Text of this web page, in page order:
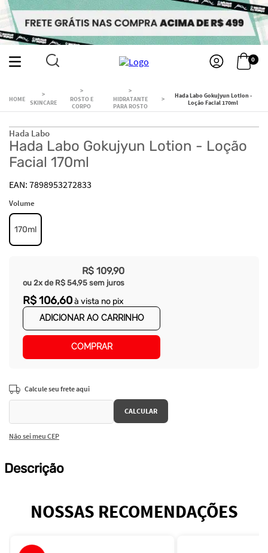
0
SKINCARE
ROSTO E
CORPO
HIDRATANTE
PARA ROSTO
Hada Labo Gokujyun Lotion -
Loção Facial 170ml
Hada Labo
Hada Labo Gokujyun Lotion - Loção
Facial 170ml
7898953272833
Volume
170ml
R$ 109,90
ou 2x de R$ 54,95 sem juros
R$106,60à vista no pix
ADICIONAR AO CARRINHO
COMPRAR
Não sei meu CEP
Descrição
NOSSAS RECOMENDAÇÕES